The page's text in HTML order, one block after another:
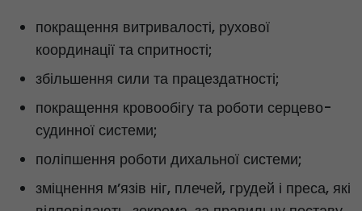
покращення витривалості, рухової
координації та спритності;
збільшення сили та працездатності;
покращення кровообігу та роботи серцево-
судинної системи;
поліпшення роботи дихальної системи;
зміцнення м’язів ніг, плечей, грудей і преса, які